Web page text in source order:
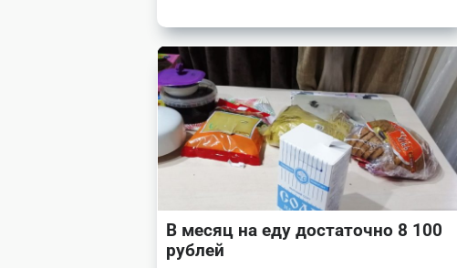
В месяц на еду достаточно 8 100
рублей